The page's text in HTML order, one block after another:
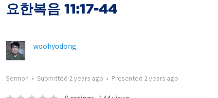
요한복음 11:17-44
woohyodong
Sermon • Submitted 2 years ago • Presented 2 years ago